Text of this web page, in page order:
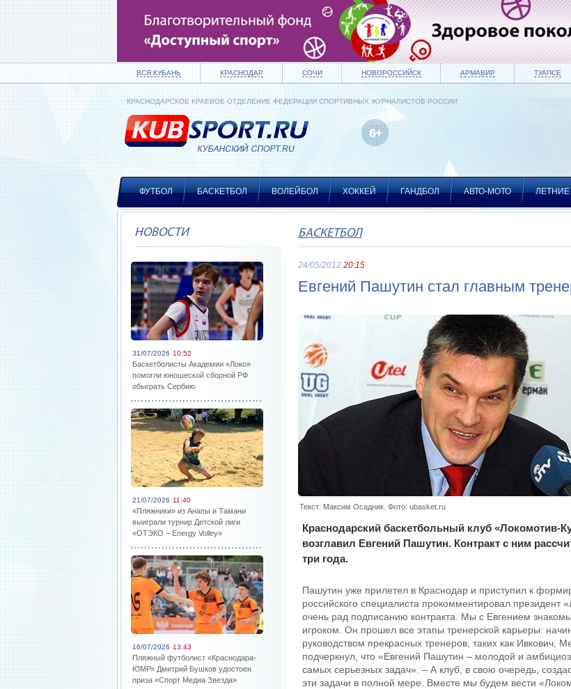
ВСЯ КУБАНЬ КРАСНОДАР СОЧИ НОВОРОССИЙСК АРМАВИР ТУАПСЕ
КРАСНОДАРСКОЕ КРАЕВОЕ ОТДЕЛЕНИЕ ФЕДЕРАЦИИ СПОРТИВНЫХ ЖУРНАЛИСТОВ РОССИИ
ФУТБОЛ БАСКЕТБОЛ ВОЛЕЙБОЛ ХОККЕЙ ГАНДБОЛ АВТО-МОТО ЛЕТНИЕ
НОВОСТИ
31/07/2026 10:52
Баскетболисты Академии «Локо»
помогли юношеской сборной РФ
обыграть Сербию
21/07/2026 11:40
«Пляжники» из Анапы и Тамани
выиграли турнир Детской лиги
«ОТЭКО – Energy Volley»
16/07/2026 13:43
Пляжный футболист «Краснодара-
ЮМР» Дмитрий Бушков удостоен
приза «Спорт Медиа Звезда»
БАСКЕТБОЛ
24/05/2012 20:15
Евгений Пашутин стал главным
Текст: Максим Осадник. Фото: ubasket.ru
Краснодарский баскетбольный клуб «Локомотив-
возглавил Евгений Пашутин. Контракт с ним
три года.
Пашутин уже прилетел в Краснодар и приступил к
российского специалиста прокомментировал президент
очень рад подписанию контракта. Мы с Евгением
игроком. Он прошел все этапы тренерской карьеры:
руководством прекрасных тренеров, таких как Ивкович,
подчеркнул, что «Евгений Пашутин – молодой и
самых серьезных задач». – А клуб, в свою очередь,
эти задачи в полной мере. Вместе мы будем вести